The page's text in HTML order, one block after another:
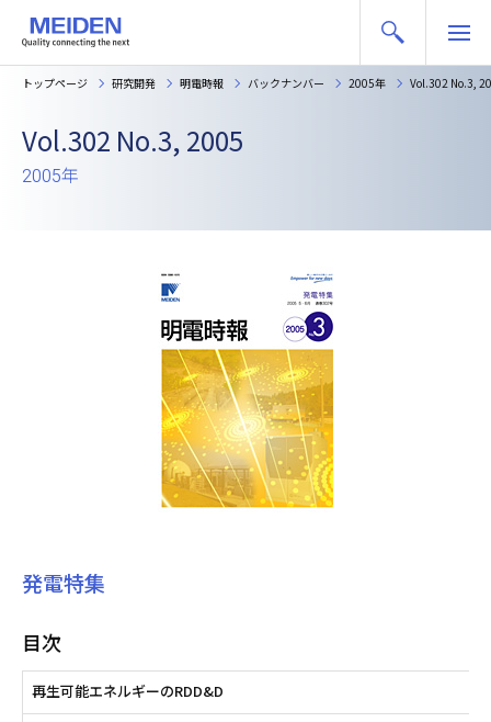
トップページ 研究開発 明電時報 バックナンバー 2005年 Vol.302 No.3,
Vol.302 No.3, 2005
2005年
発電特集
目次
再生可能エネルギーのRDD&D